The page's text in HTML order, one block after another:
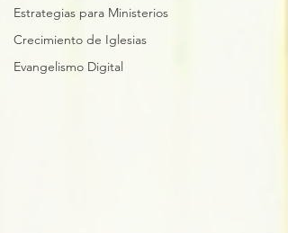
Estrategias para Ministerios
Crecimiento de Iglesias
Evangelismo Digital